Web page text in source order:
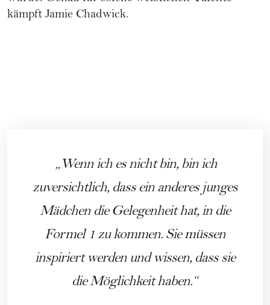
kämpft Jamie Chadwick.
Wenn ich es nicht bin, bin ich
zuversichtlich, dass ein anderes junges
Mädchen die Gelegenheit hat, in die
Formel 1 zu kommen. Sie müssen
inspiriert werden und wissen, dass sie
die Möglichkeit haben.